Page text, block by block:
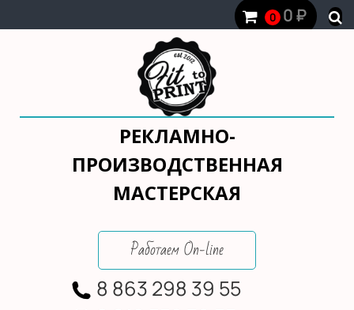
0 0₽
РЕКЛАМНО-
ПРОИЗВОДСТВЕННАЯ
МАСТЕРСКАЯ
Работаем On-line
8 863 298 39 55